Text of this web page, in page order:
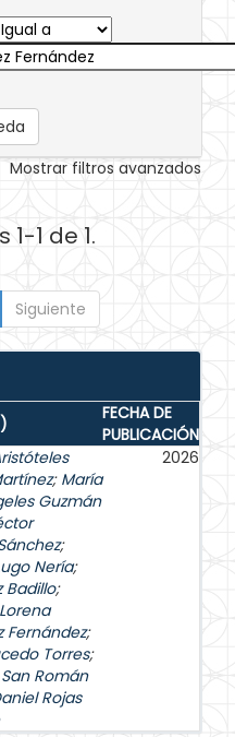
Mostrar filtros avanzados
1 de 1.
Siguiente
FECHA DE
PUBLICACIÓN
; María
Guzmán
;
Nería;
Badillo;
Fernández;
Torres;
Román
Rojas
2026